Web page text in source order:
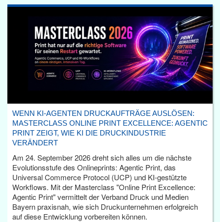
WENN KI-AGENTEN DRUCKAUFTRÄGE AUSLÖSEN:
MASTERCLASS ONLINE PRINT EXCELLENCE: AGENTIC
PRINT ZEIGT, WIE KI DIE DRUCKINDUSTRIE
VERÄNDERT
Am 24. September 2026 dreht sich alles um die nächste
Evolutionsstufe des Onlineprints: Agentic Print, das
Universal Commerce Protocol (UCP) und KI-gestützte
Workflows. Mit der Masterclass "Online Print Excellence:
Agentic Print" vermittelt der Verband Druck und Medien
Bayern praxisnah, wie sich Druckunternehmen erfolgreich
auf diese Entwicklung vorbereiten können.